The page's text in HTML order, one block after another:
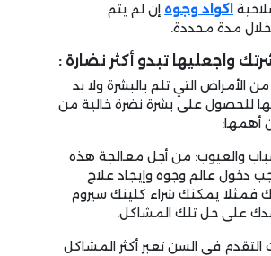
اكواد وجوه إن لم يتم
مدة محددة.
واجعليها تبدو أكثر نضارة :
من الأمراض التي تلم بالبشرة ولا بد
للحصول على بشرة نضرة خالية من
أهمها:
والعيوب: من أجل معالجة هذه
دخول عالم وجوه وإيجاد علاج
فمثلا يمكنك شراء كلينك سيروم
على حل تلك المشاكل.
التقدم في السن تعبر أكثر المشاكل